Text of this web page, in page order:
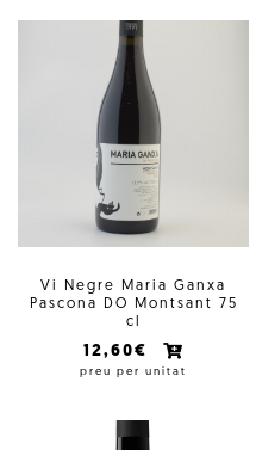
Vi Negre Maria Ganxa
Pascona DO Montsant 75
cl
12,60€
preu per unitat